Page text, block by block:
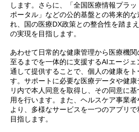
します。さらに、「全国医療情報プラ
ポータル」などの公的基盤との将来的
れ、国の医療DX政策との整合性を踏ま
の実現を目指します。
あわせて日常的な健康管理から医療機
至るまでを一体的に支援するAIエージ
通して提供することで、個人の健康をト
す。サポートに必要な医療データや健
リ内で本人同意を取得し、その同意に
用を行います。また、ヘルスケア事業
より、多様なサービスを一つのアプリ
目指します。